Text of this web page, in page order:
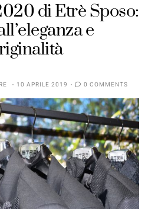
di Etrè Sposo:
e
10 APRILE 2019 0 COMMENTS